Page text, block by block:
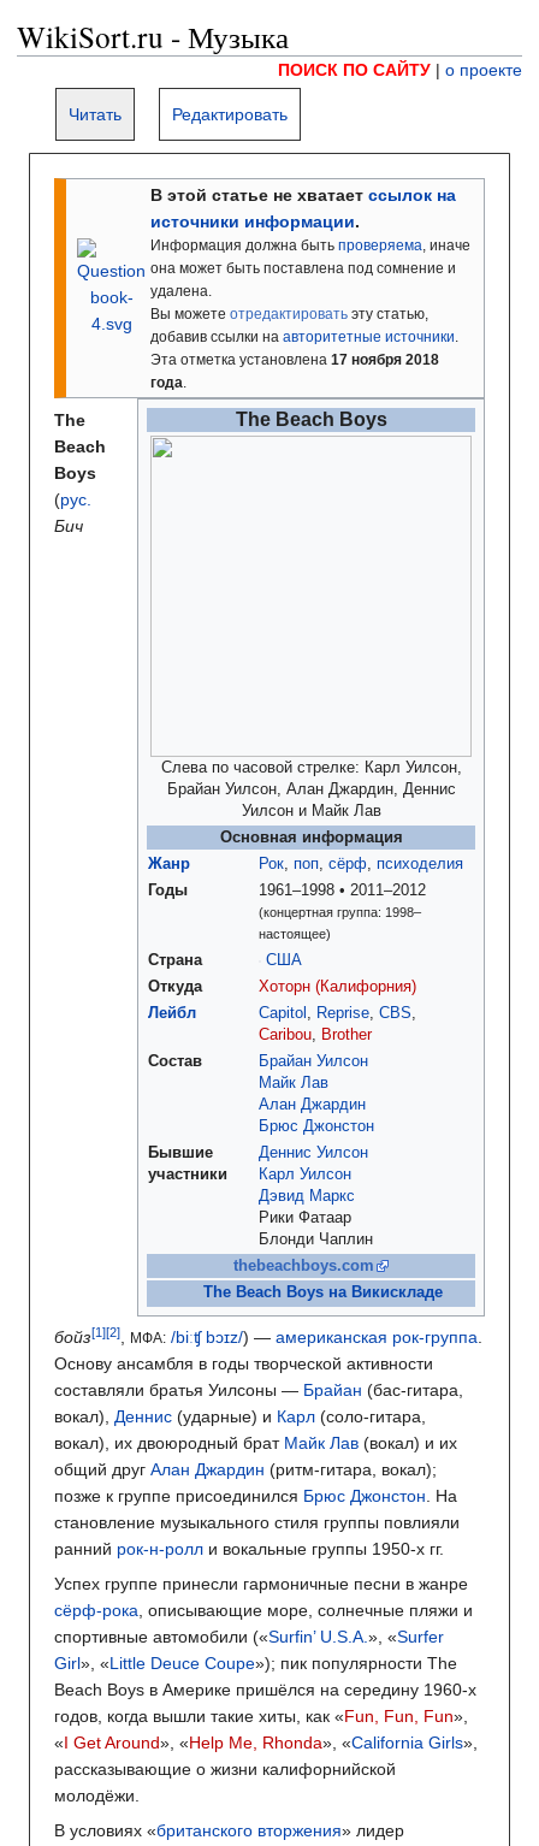
WikiSort.ru - Музыка
ПОИСК ПО САЙТУ | о проекте
Читать Редактировать
В этой статье не хватает ссылок на
источники информации.
Информация должна быть проверяема, иначе
она может быть поставлена под сомнение и
удалена.
Вы можете отредактировать эту статью,
добавив ссылки на авторитетные источники.
Эта отметка установлена 17 ноября 2018
года.
The Beach Boys
Слева по часовой стрелке: Карл Уилсон,
Брайан Уилсон, Алан Джардин, Деннис
Уилсон и Майк Лав
Основная информация
Жанр
Рок, поп, сёрф, психоделия
Годы
1961–1998 2011–2012
(концертная группа: 1998–
настоящее)
Страна
США
Откуда
Хоторн (Калифорния)
Лейбл
Capitol , Reprise, CBS,
Caribou, Brother
Состав
Брайан Уилсон
Майк Лав
Алан Джардин
Брюс Джонстон
Бывшие
участники
Деннис Уилсон
Карл Уилсон
Дэвид Маркс
Рики Фатаар
Блонди Чаплин
thebeachboys.com
The Beach Boys на Викискладе
The
Beach
Boys
(рус.
Бич
бойз , МФА: /biːʧ bɔɪz/) — американская рок-группа.
Основу ансамбля в годы творческой активности
составляли братья Уилсоны — Брайан (бас-гитара,
вокал), Деннис (ударные) и Карл (соло-гитара,
вокал), их двоюродный брат Майк Лав (вокал) и их
общий друг Алан Джардин (ритм-гитара, вокал);
позже к группе присоединился Брюс Джонстон. На
становление музыкального стиля группы повлияли
ранний рок-н-ролл и вокальные группы 1950-х гг.
Успех группе принесли гармоничные песни в жанре
сёрф-рока, описывающие море, солнечные пляжи и
спортивные автомобили («Surfin’ U.S.A.», «Surfer
Girl», «Little Deuce Coupe»); пик популярности The
Beach Boys в Америке пришёлся на середину 1960-х
годов, когда вышли такие хиты, как «Fun, Fun, Fun»,
«I Get Around», «Help Me, Rhonda», «California Girls»,
рассказывающие о жизни калифорнийской
молодёжи.
В условиях «британского вторжения» лидер